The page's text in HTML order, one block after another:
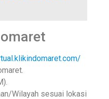
Wilayah sesuai lokasi